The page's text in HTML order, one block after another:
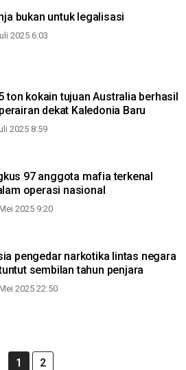
bukan untuk legalisasi
2025 6:03
ton kokain tujuan Australia berhasil
dekat Kaledonia Baru
2025 8:59
97 anggota mafia terkenal
operasi nasional
2025 9:20
pengedar narkotika lintas negara
sembilan tahun penjara
2025 22:50
1 2